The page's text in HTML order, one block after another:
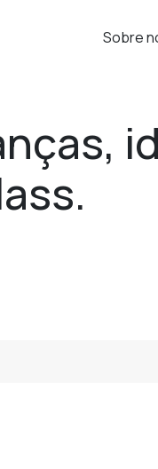
Sobre